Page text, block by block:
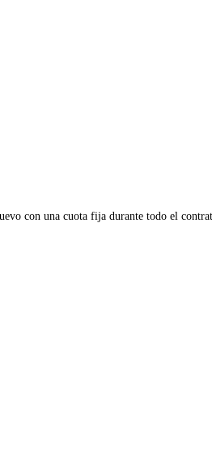
con una cuota fija durante todo el